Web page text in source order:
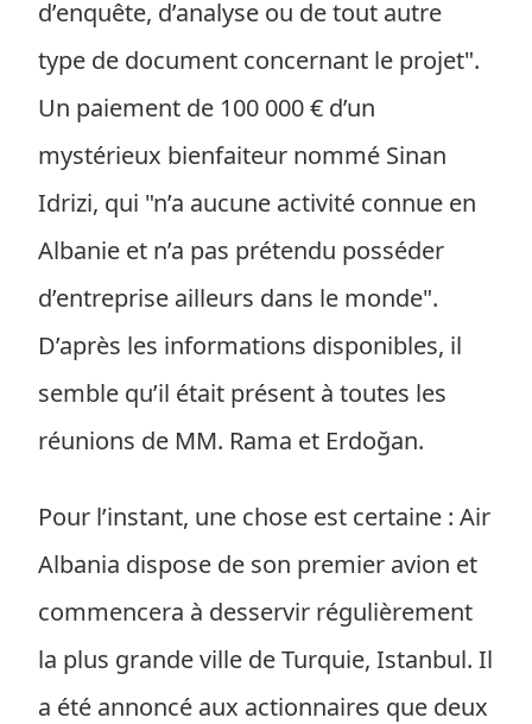
d’enquête, d’analyse ou de tout autre
type de document concernant le projet".
Un paiement de 100 000 € d’un
mystérieux bienfaiteur nommé Sinan
Idrizi, qui "n’a aucune activité connue en
Albanie et n’a pas prétendu posséder
d’entreprise ailleurs dans le monde".
D’après les informations disponibles, il
semble qu’il était présent à toutes les
réunions de MM. Rama et Erdoğan.
Pour l’instant, une chose est certaine : Air
Albania dispose de son premier avion et
commencera à desservir régulièrement
la plus grande ville de Turquie, Istanbul. Il
a été annoncé aux actionnaires que deux